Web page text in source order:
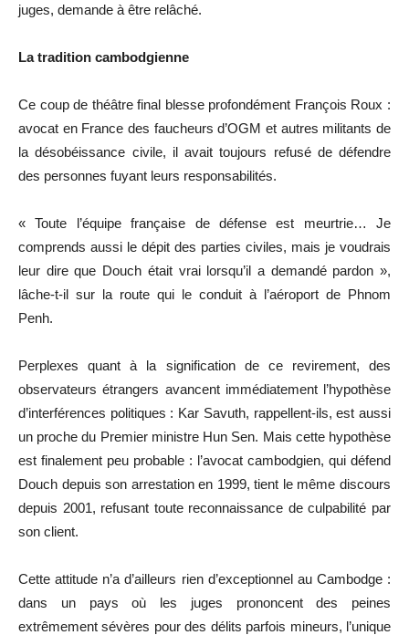
juges, demande à être relâché.
La tradition cambodgienne
Ce coup de théâtre final blesse profondément François Roux :
avocat en France des faucheurs d’OGM et autres militants de
la désobéissance civile, il avait toujours refusé de défendre
des personnes fuyant leurs responsabilités.
« Toute l’équipe française de défense est meurtrie… Je
comprends aussi le dépit des parties civiles, mais je voudrais
leur dire que Douch était vrai lorsqu’il a demandé pardon »,
lâche-t-il sur la route qui le conduit à l’aéroport de Phnom
Penh.
Perplexes quant à la signification de ce revirement, des
observateurs étrangers avancent immédiatement l’hypothèse
d’interférences politiques : Kar Savuth, rappellent-ils, est aussi
un proche du Premier ministre Hun Sen. Mais cette hypothèse
est finalement peu probable : l’avocat cambodgien, qui défend
Douch depuis son arrestation en 1999, tient le même discours
depuis 2001, refusant toute reconnaissance de culpabilité par
son client.
Cette attitude n’a d’ailleurs rien d’exceptionnel au Cambodge :
dans un pays où les juges prononcent des peines
extrêmement sévères pour des délits parfois mineurs, l’unique